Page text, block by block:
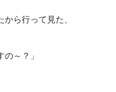
ら行って見た、
～？」